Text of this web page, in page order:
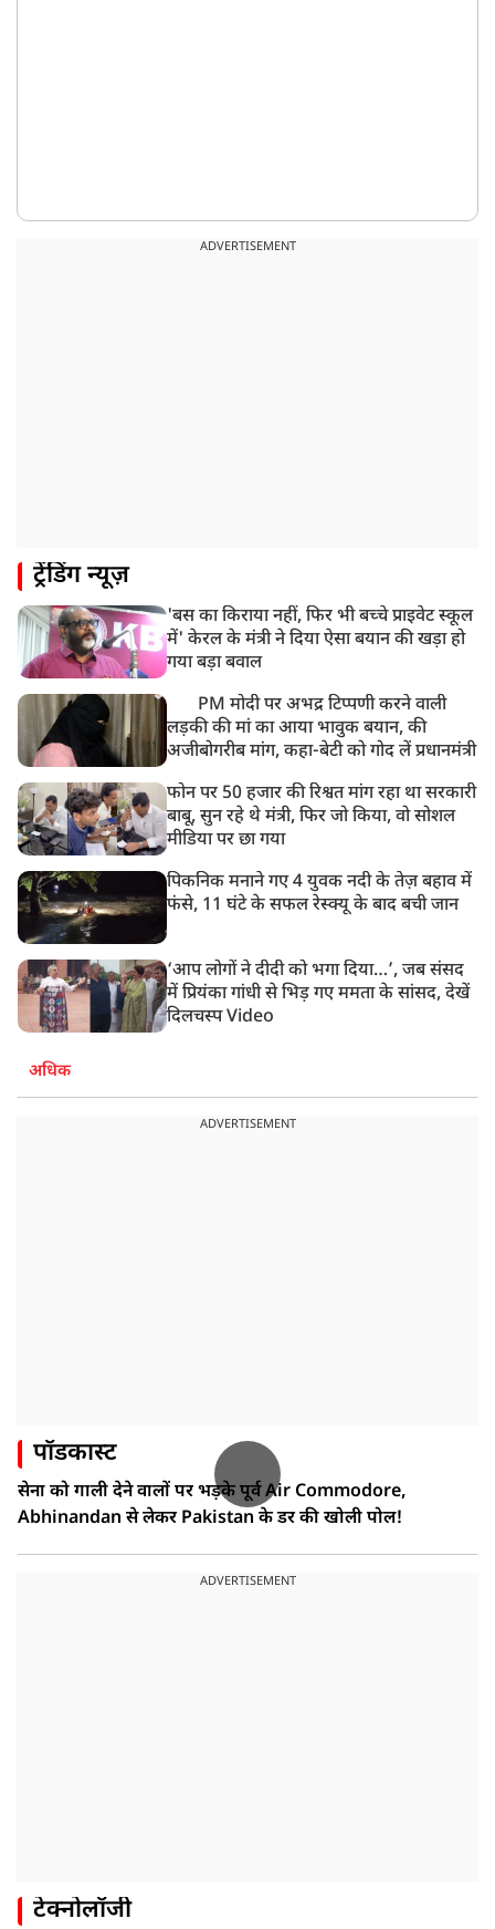
ADVERTISEMENT
ट्रेंडिंग न्यूज़
'बस का किराया नहीं, फिर भी बच्चे प्राइवेट स्कूल
में' केरल के मंत्री ने दिया ऐसा बयान की खड़ा हो
गया बड़ा बवाल
PM मोदी पर अभद्र टिप्पणी करने वाली
लड़की की मां का आया भावुक बयान, की
अजीबोगरीब मांग, कहा-बेटी को गोद लें प्रधानमंत्री
फोन पर 50 हजार की रिश्वत मांग रहा था सरकारी
बाबू, सुन रहे थे मंत्री, फिर जो किया, वो सोशल
मीडिया पर छा गया
पिकनिक मनाने गए 4 युवक नदी के तेज़ बहाव में
फंसे, 11 घंटे के सफल रेस्क्यू के बाद बची जान
‘आप लोगों ने दीदी को भगा दिया…’, जब संसद
में प्रियंका गांधी से भिड़ गए ममता के सांसद, देखें
दिलचस्प Video
अधिक
ADVERTISEMENT
पॉडकास्ट
सेना को गाली देने वालों पर भड़के पूर्व Air Commodore,
Abhinandan से लेकर Pakistan के डर की खोली पोल!
ADVERTISEMENT
टेक्नोलॉजी